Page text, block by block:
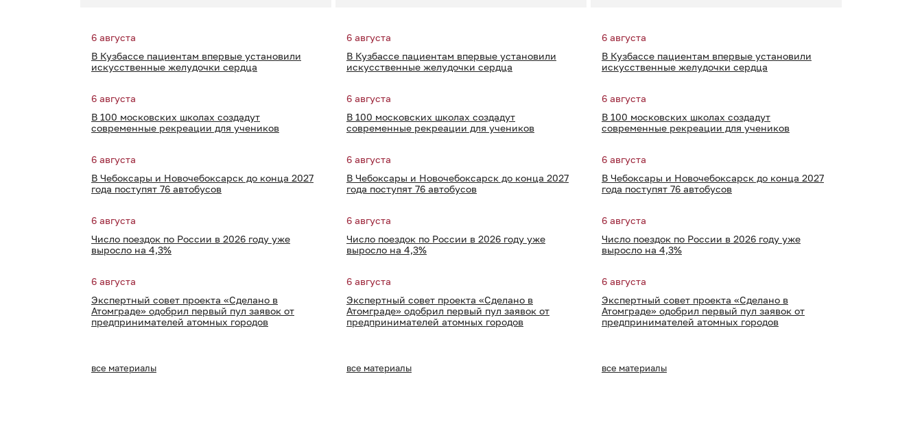
6 августа
В Кузбассе пациентам впервые установили
искусственные желудочки сердца
6 августа
В 100 московских школах создадут
современные рекреации для учеников
6 августа
В Чебоксары и Новочебоксарск до конца 2027
года поступят 76 автобусов
6 августа
Число поездок по России в 2026 году уже
выросло на 4,3%
6 августа
Экспертный совет проекта «Сделано в
Атомграде» одобрил первый пул заявок от
предпринимателей атомных городов
все материалы
6 августа
В Кузбассе пациентам впервые установили
искусственные желудочки сердца
6 августа
В 100 московских школах создадут
современные рекреации для учеников
6 августа
В Чебоксары и Новочебоксарск до конца 2027
года поступят 76 автобусов
6 августа
Число поездок по России в 2026 году уже
выросло на 4,3%
6 августа
Экспертный совет проекта «Сделано в
Атомграде» одобрил первый пул заявок от
предпринимателей атомных городов
все материалы
6 августа
В Кузбассе пациентам впервые установили
искусственные желудочки сердца
6 августа
В 100 московских школах создадут
современные рекреации для учеников
6 августа
В Чебоксары и Новочебоксарск до конца 2027
года поступят 76 автобусов
6 августа
Число поездок по России в 2026 году уже
выросло на 4,3%
6 августа
Экспертный совет проекта «Сделано в
Атомграде» одобрил первый пул заявок от
предпринимателей атомных городов
все материалы